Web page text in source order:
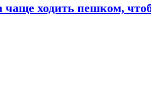
ходить пешком,